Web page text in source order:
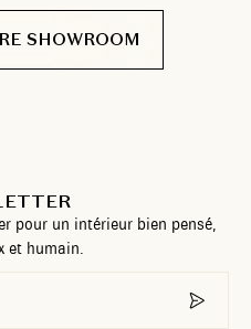
SHOWROOM
pour un intérieur bien pensé,
et humain.